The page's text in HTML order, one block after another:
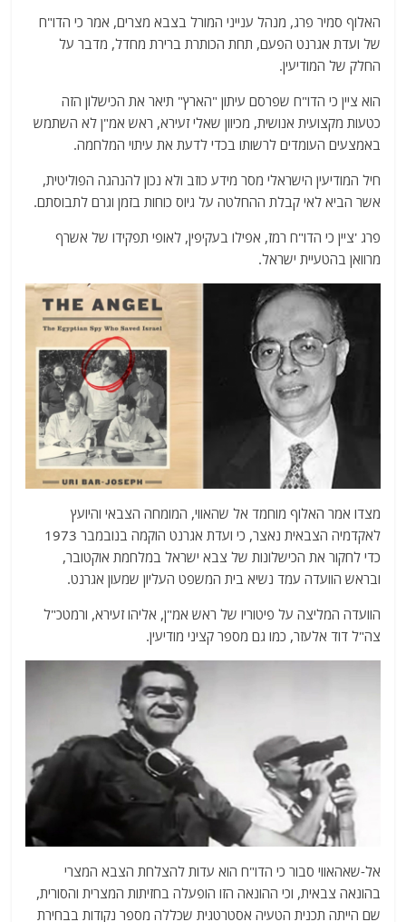
האלוף סמיר פרג, מנהל ענייני המורל בצבא מצרים, אמר כי הדו"ח
של ועדת אגרנט הפעם, תחת הכותרת ברירת מחדל, מדבר על
החלק של המודיעין.
הוא ציין כי הדו"ח שפרסם עיתון "הארץ" תיאר את הכישלון הזה
כטעות מקצועית אנושית, מכיוון שאלי זעירא, ראש אמ"ן לא השתמש
באמצעים העומדים לרשותו בכדי לדעת את עיתוי המלחמה.
חיל המודיעין הישראלי מסר מידע כוזב ולא נכון להנהגה הפוליטית,
אשר הביא לאי קבלת ההחלטה על גיוס כוחות בזמן וגרם לתבוסתם.
פרג 'ציין כי הדו"ח רמז, אפילו בעקיפין, לאופי תפקידו של אשרף
מרוואן בהטעיית ישראל.
מצדו אמר האלוף מוחמד אל שהאווי, המומחה הצבאי והיועץ
לאקדמיה הצבאית נאצר, כי ועדת אגרנט הוקמה בנובמבר 1973
כדי לחקור את הכישלונות של צבא ישראל במלחמת אוקטובר,
ובראש הוועדה עמד נשיא בית המשפט העליון שמעון אגרנט.
הוועדה המליצה על פיטוריו של ראש אמ"ן, אליהו זעירא, ורמטכ"ל
צה"ל דוד אלעזר, כמו גם מספר קציני מודיעין.
אל-שאהאווי סבור כי הדו"ח הוא עדות להצלחת הצבא המצרי
בהונאה צבאית, וכי ההונאה הזו הופעלה בחזיתות המצרית והסורית,
שם הייתה תכנית הטעיה אסטרטגית שכללה מספר נקודות בבחירת